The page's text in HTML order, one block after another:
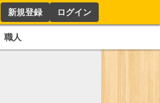
新規登録 ログイン
職人